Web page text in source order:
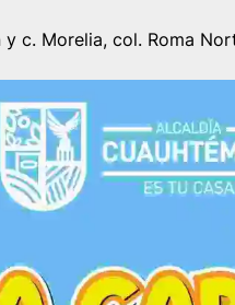
c. Morelia, col. Roma